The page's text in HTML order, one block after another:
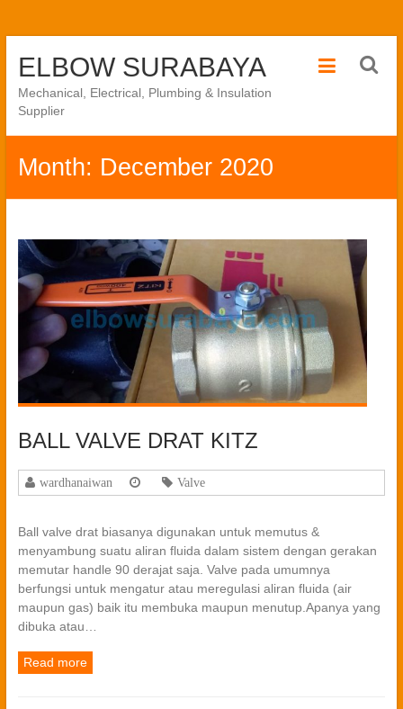
ELBOW SURABAYA
Mechanical, Electrical, Plumbing & Insulation
Supplier
Month: December 2020
BALL VALVE DRAT KITZ
wardhanaiwan Valve
Ball valve drat biasanya digunakan untuk memutus &
menyambung suatu aliran fluida dalam sistem dengan gerakan
memutar handle 90 derajat saja. Valve pada umumnya
berfungsi untuk mengatur atau meregulasi aliran fluida (air
maupun gas) baik itu membuka maupun menutup.Apanya yang
dibuka atau…
Read more